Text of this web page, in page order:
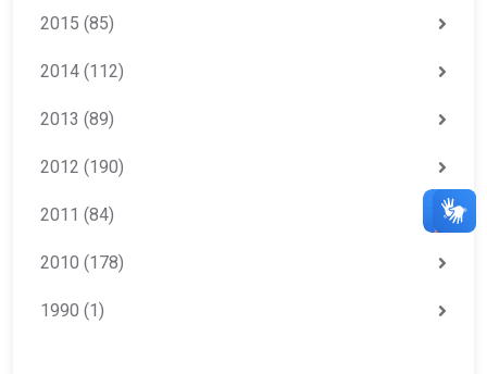
2015 (85)
2014 (112)
2013 (89)
2012 (190)
2011 (84)
2010 (178)
1990 (1)